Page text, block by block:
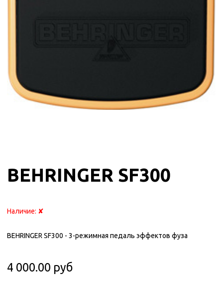
BEHRINGER SF300
Наличие: ✘
BEHRINGER SF300 - 3-режимная педаль эффектов фуза
4 000.00 руб